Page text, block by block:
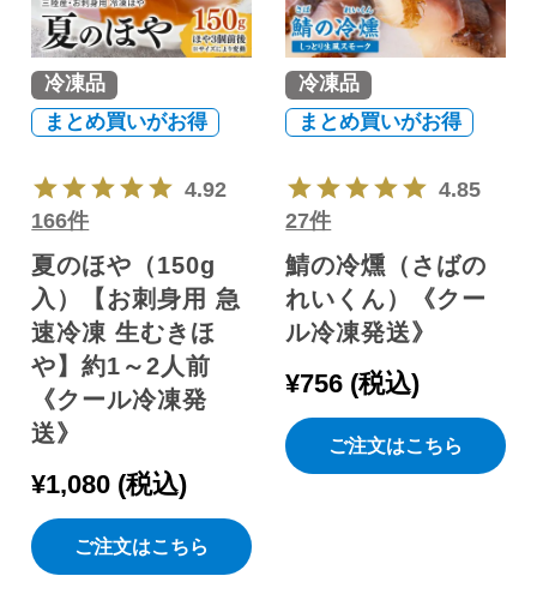
冷凍品
まとめ買いがお得
4.92
166件
夏のほや（150g
入）【お刺身用 急
速冷凍 生むきほ
や】約1～2人前
《クール冷凍発
送》
¥1,080 税込
ご注文はこちら
冷凍品
まとめ買いがお得
4.85
27件
鯖の冷燻（さばの
れいくん）《クー
ル冷凍発送》
¥756 税込
ご注文はこちら